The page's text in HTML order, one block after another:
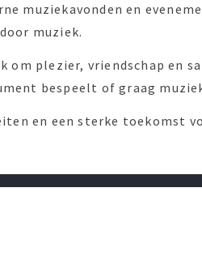
muziekavonden en
muziek.
plezier, vriendschap en
bespeelt of graag
en een sterke toekomst